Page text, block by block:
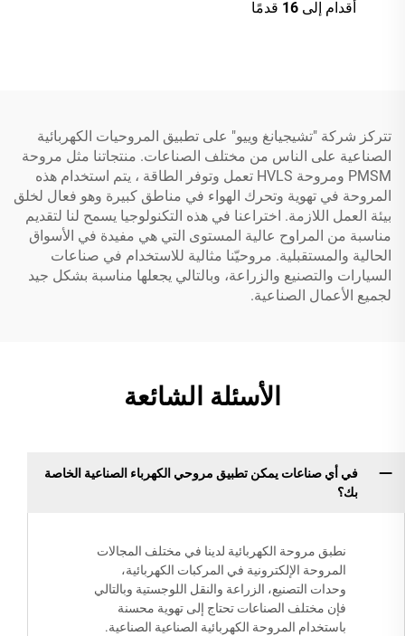
أقدام إلى 16 قدمًا
تتركز شركة "تشيجيانغ وييو" على تطبيق المروحيات الكهربائية
الصناعية على الناس من مختلف الصناعات. منتجاتنا مثل مروحة
PMSM ومروحة HVLS تعمل وتوفر الطاقة ، يتم استخدام هذه
المروحة في تهوية وتحرك الهواء في مناطق كبيرة وهو فعال لخلق
بيئة العمل اللازمة. اختراعنا في هذه التكنولوجيا يسمح لنا لتقديم
مناسبة من المراوح عالية المستوى التي هي مفيدة في الأسواق
الحالية والمستقبلية. مروحيّنا مثالية للاستخدام في صناعات
السيارات والتصنيع والزراعة، وبالتالي يجعلها مناسبة بشكل جيد
لجميع الأعمال الصناعية.
الأسئلة الشائعة
في أي صناعات يمكن تطبيق مروحي الكهرباء الصناعية الخاصة
بك؟
نطبق مروحة الكهربائية لدينا في مختلف المجالات
المروحة الإلكترونية في المركبات الكهربائية،
وحدات التصنيع، الزراعة والنقل اللوجستية وبالتالي
فإن مختلف الصناعات تحتاج إلى تهوية محسنة
باستخدام المروحة الكهربائية الصناعية الصناعية.